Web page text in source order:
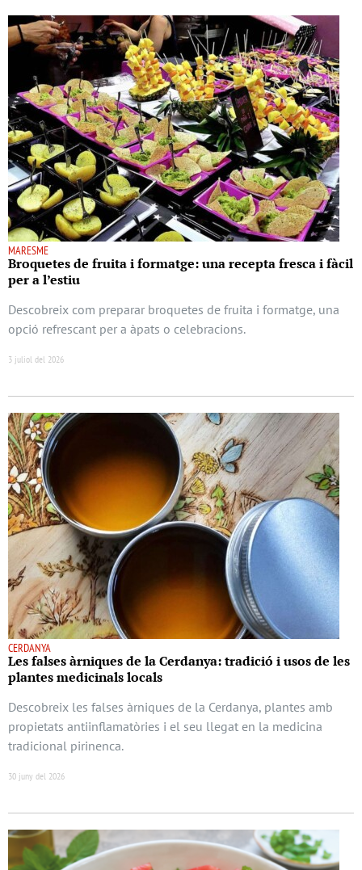
MARESME
Broquetes de fruita i formatge: una recepta fresca i fàcil
per a l’estiu
Descobreix com preparar broquetes de fruita i formatge, una
opció refrescant per a àpats o celebracions.
3 juliol del 2026
CERDANYA
Les falses àrniques de la Cerdanya: tradició i usos de les
plantes medicinals locals
Descobreix les falses àrniques de la Cerdanya, plantes amb
propietats antiinflamatòries i el seu llegat en la medicina
tradicional pirinenca.
30 juny del 2026